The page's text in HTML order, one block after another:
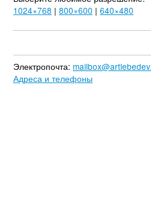
1024×768 | 800×600 | 640×480
Электропочта:
Адреса и телефоны